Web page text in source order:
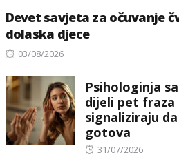
Devet savjeta za očuvanje
dolaska djece
Posted
03/08/2026
Psihologinja
dijeli pet fraza
signaliziraju
gotova
Posted
31/07/2026